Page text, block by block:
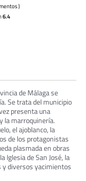
)
6.4
de Málaga se
Se trata del municipio
presenta una
la marroquinería.
el ajoblanco, la
de los protagonistas
plasmada en obras
Iglesia de San José, la
y diversos yacimientos